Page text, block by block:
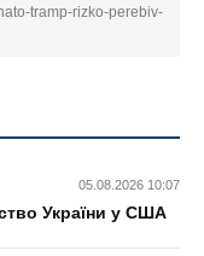
tramp-rizko-perebiv-
05.08.2026 10:07
України у США